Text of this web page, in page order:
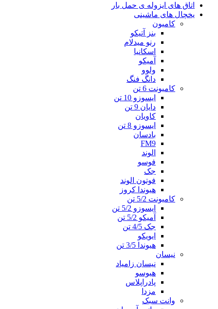
اتاق های ایزوله ی حمل بار
یخچال های ماشینی
کامیون
بنز آتیکو
رنو میدلام
اسکانیا
آمیکو
ولوو
دانگ فنگ
کامیونت 6 تن
ایسوزو 10 تن
دایان 9 تن
کاویان
ایسوزو 8 تن
بادسان
FM9
الوند
فوسو
جک
فوتون الوند
هیوندا کروز
کامیونت 5/2 تن
ایسوزو 5/2 تن
آمیکو 5/2 تن
جک 4/5 تن
ایویکو
هیوندا 3/5 تن
نیسان
نیسان زامیاد
هیوسو
پادراپلاس
مزدا
وانت سبک